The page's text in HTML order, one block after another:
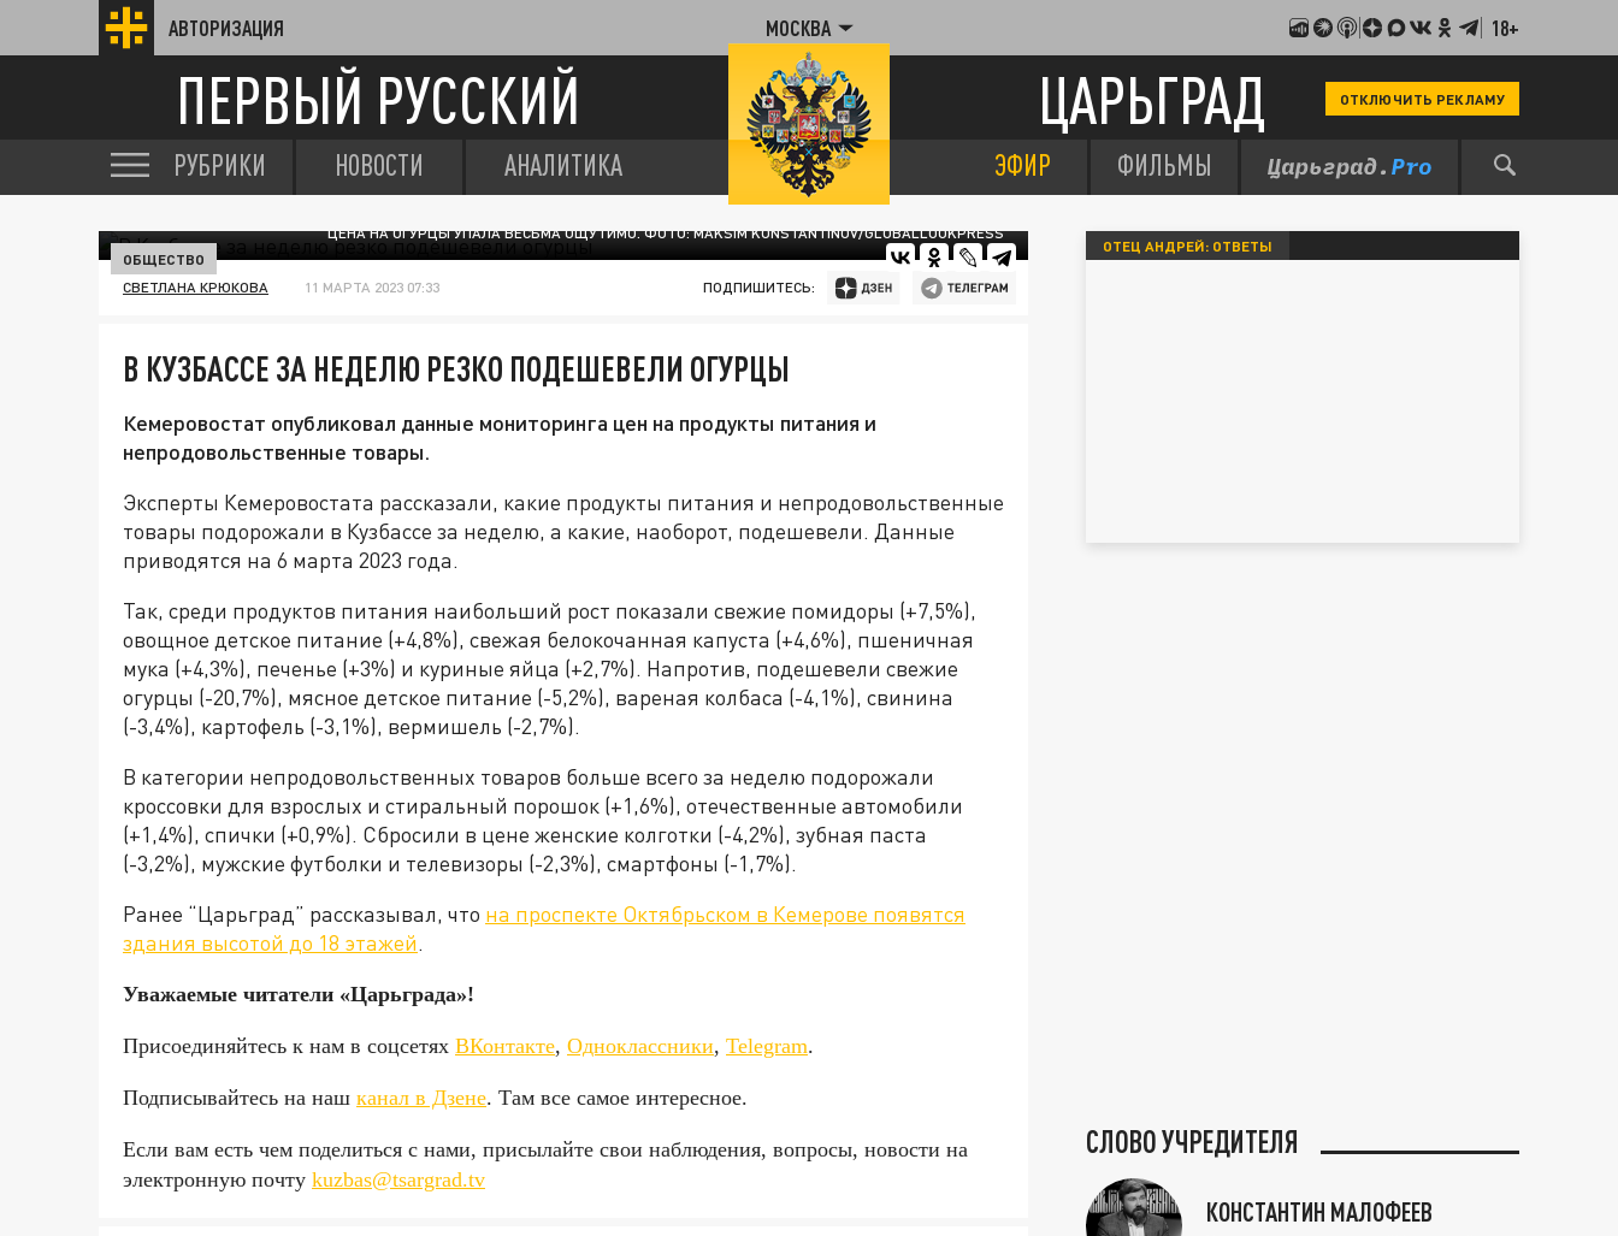
АВТОРИЗАЦИЯ МОСКВА 18+
ПЕРВЫЙ РУССКИЙ ЦАРЬГРАД ОТКЛЮЧИТЬ РЕКЛАМУ
РУБРИКИ НОВОСТИ АНАЛИТИКА ЭФИР ФИЛЬМЫ
ЦЕНА НА ОГУРЦЫ УПАЛА ВЕСЬМА ОЩУТИМО. ФОТО: MAKSIM KONSTANTINOV/GLOBALLOOKPRESS
ОБЩЕСТВО
СВЕТЛАНА КРЮКОВА 11 МАРТА 2023 07:33 ПОДПИШИТЕСЬ:
В КУЗБАССЕ ЗА НЕДЕЛЮ РЕЗКО ПОДЕШЕВЕЛИ ОГУРЦЫ
Кемеровостат опубликовал данные мониторинга цен на продукты питания и
непродовольственные товары.
Эксперты Кемеровостата рассказали, какие продукты питания и непродовольственные
товары подорожали в Кузбассе за неделю, а какие, наоборот, подешевели. Данные
приводятся на 6 марта 2023 года.
Так, среди продуктов питания наибольший рост показали свежие помидоры (+7,5%),
овощное детское питание (+4,8%), свежая белокочанная капуста (+4,6%), пшеничная
мука (+4,3%), печенье (+3%) и куриные яйца (+2,7%). Напротив, подешевели свежие
огурцы (-20,7%), мясное детское питание (-5,2%), вареная колбаса (-4,1%), свинина
(-3,4%), картофель (-3,1%), вермишель (-2,7%).
В категории непродовольственных товаров больше всего за неделю подорожали
кроссовки для взрослых и стиральный порошок (+1,6%), отечественные автомобили
(+1,4%), спички (+0,9%). Сбросили в цене женские колготки (-4,2%), зубная паста
(-3,2%), мужские футболки и телевизоры (-2,3%), смартфоны (-1,7%).
Ранее “Царьград” рассказывал, что на проспекте Октябрьском в Кемерове появятся
здания высотой до 18 этажей.
Уважаемые читатели «Царьграда»!
Присоединяйтесь к нам в соцсетях ВКонтакте, Одноклассники, Telegram.
Подписывайтесь на наш канал в Дзене. Там все самое интересное.
Если вам есть чем поделиться с нами, присылайте свои наблюдения, вопросы, новости на
электронную почту kuzbas@tsargrad.tv
ОТЕЦ АНДРЕЙ: ОТВЕТЫ
СЛОВО УЧРЕДИТЕЛЯ
КОНСТАНТИН МАЛОФЕЕВ